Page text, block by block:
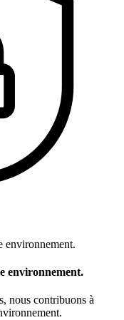
environnement.
nous contribuons à